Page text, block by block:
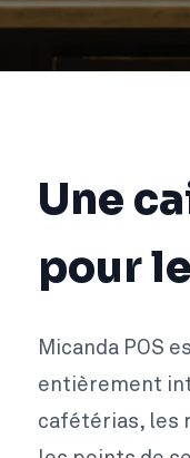
Une
pour
Micanda POS
entièrement
cafétérias, les